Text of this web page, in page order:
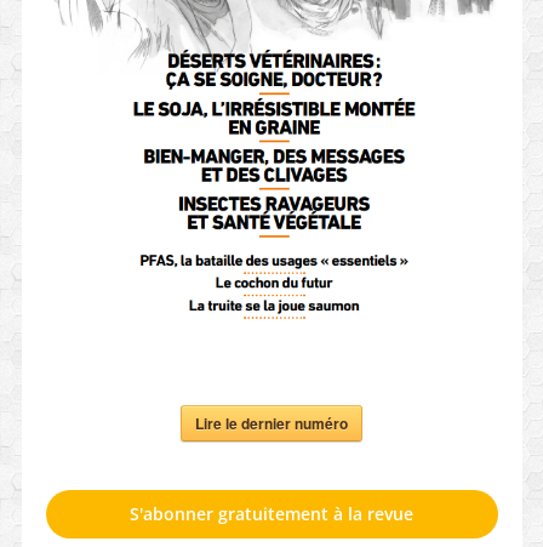
Lire le dernier numéro
S'abonner gratuitement à la revue